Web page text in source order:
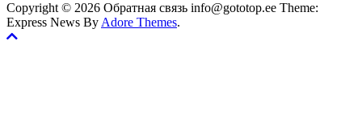
Copyright © 2026 Обратная связь info@gototop.ee Theme:
Express News By Adore Themes.